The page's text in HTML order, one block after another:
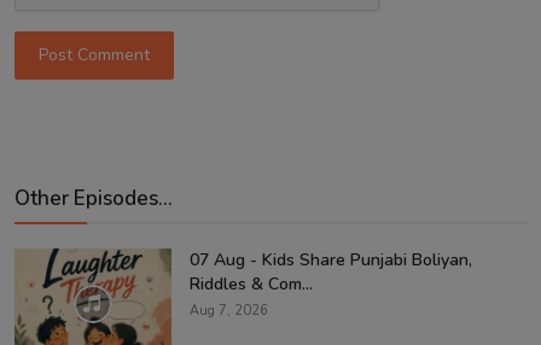
Post Comment
Other Episodes...
07 Aug - Kids Share Punjabi Boliyan,
Riddles & Com...
Aug 7, 2026